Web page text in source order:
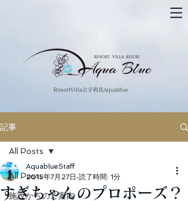
​ResortVilla古宇利島Aquablue
記事
All Posts
施設からのご案内
All Posts
すぎちゃんのプロポーズ？
AquablueStaff
2015年7月27日 読了時間: 1分